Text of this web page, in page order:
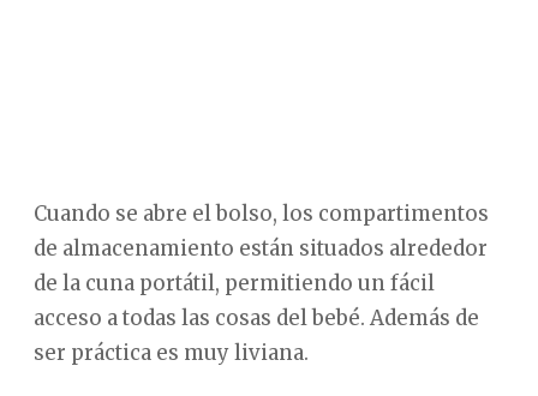
Cuando se abre el bolso, los compartimentos
de almacenamiento están situados alrededor
de la cuna portátil, permitiendo un fácil
acceso a todas las cosas del bebé. Además de
ser práctica es muy liviana.